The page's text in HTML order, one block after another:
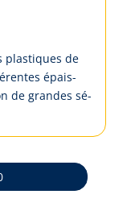
plas­ti­ques de
é­pais­
de gran­des sé­